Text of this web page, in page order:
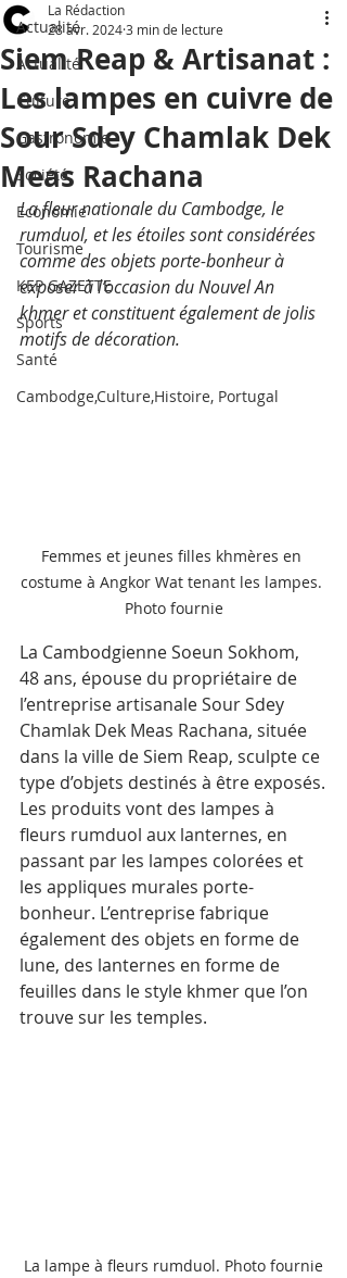
Actualité
Actualité
Culture
Gastronomie
Société
Economie
Tourisme
KEP GAZETTE
Sports
Santé
Cambodge,Culture,Histoire, Portugal
Siem Reap & Artisanat :
Les lampes en cuivre de
Sour Sdey Chamlak Dek
Meas Rachana
La Rédaction
28 avr. 20243 min de lecture
La fleur nationale du Cambodge, le
rumduol, et les étoiles sont considérées
comme des objets porte-bonheur à
exposer à l’occasion du Nouvel An
khmer et constituent également de jolis
motifs de décoration.
Femmes et jeunes filles khmères en
costume à Angkor Wat tenant les lampes.
Photo fournie
La Cambodgienne Soeun Sokhom,
48 ans, épouse du propriétaire de
l’entreprise artisanale Sour Sdey
Chamlak Dek Meas Rachana, située
dans la ville de Siem Reap, sculpte ce
type d’objets destinés à être exposés.
Les produits vont des lampes à
fleurs rumduol aux lanternes, en
passant par les lampes colorées et
les appliques murales porte-
bonheur. L’entreprise fabrique
également des objets en forme de
lune, des lanternes en forme de
feuilles dans le style khmer que l’on
trouve sur les temples.
La lampe à fleurs rumduol. Photo fournie